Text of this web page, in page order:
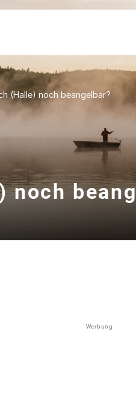
(Halle) noch beangelbar?
noch
Werbung